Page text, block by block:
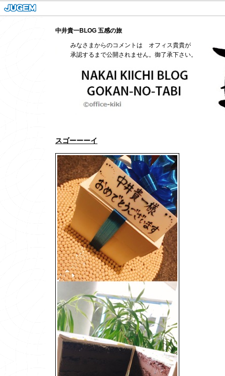
中井貴一BLOG 五感の旅
みなさまからのコメントは オフィス貴貴が
承認するまで公開されません。御了承下さい。
スゴーーーイ